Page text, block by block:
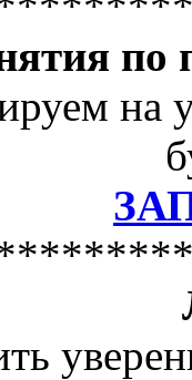
по
на